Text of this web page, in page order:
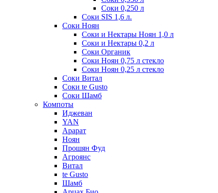
Соки 0,250 л
Соки SIS 1,6 л.
Соки Ноян
Соки и Нектары Ноян 1,0 л
Соки и Нектары 0,2 л
Соки Органик
Соки Ноян 0,75 л стекло
Соки Ноян 0,25 л стекло
Соки Витал
Соки te Gusto
Соки Шамб
Компоты
Иджеван
YAN
Арарат
Ноян
Прошян Фуд
Агроянс
Витал
te Gusto
Шамб